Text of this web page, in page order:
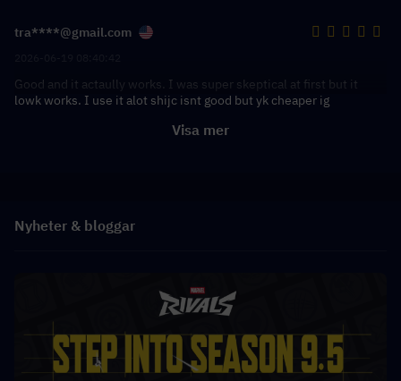
tra****@gmail.com
Good and it actaully works. I was super skeptical at first but it
lowk works. I use it alot shijc isnt good but yk cheaper ig
Visa mer
Nyheter & bloggar